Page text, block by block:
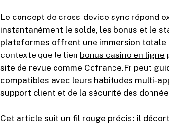
Le concept de cross‑device sync répond
instantanément le solde, les bonus et le
plateformes offrent une immersion totale
contexte que le lien bonus casino en ligne
site de revue comme Cofrance.Fr peut
compatibles avec leurs habitudes
support client et de la sécurité des
Cet article suit un fil rouge précis : il